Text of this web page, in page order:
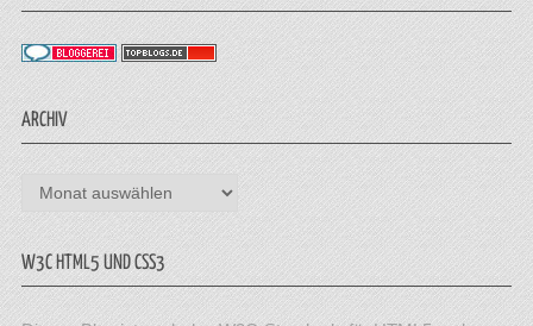
ARCHIV
Archiv
W3C HTML5 UND CSS3